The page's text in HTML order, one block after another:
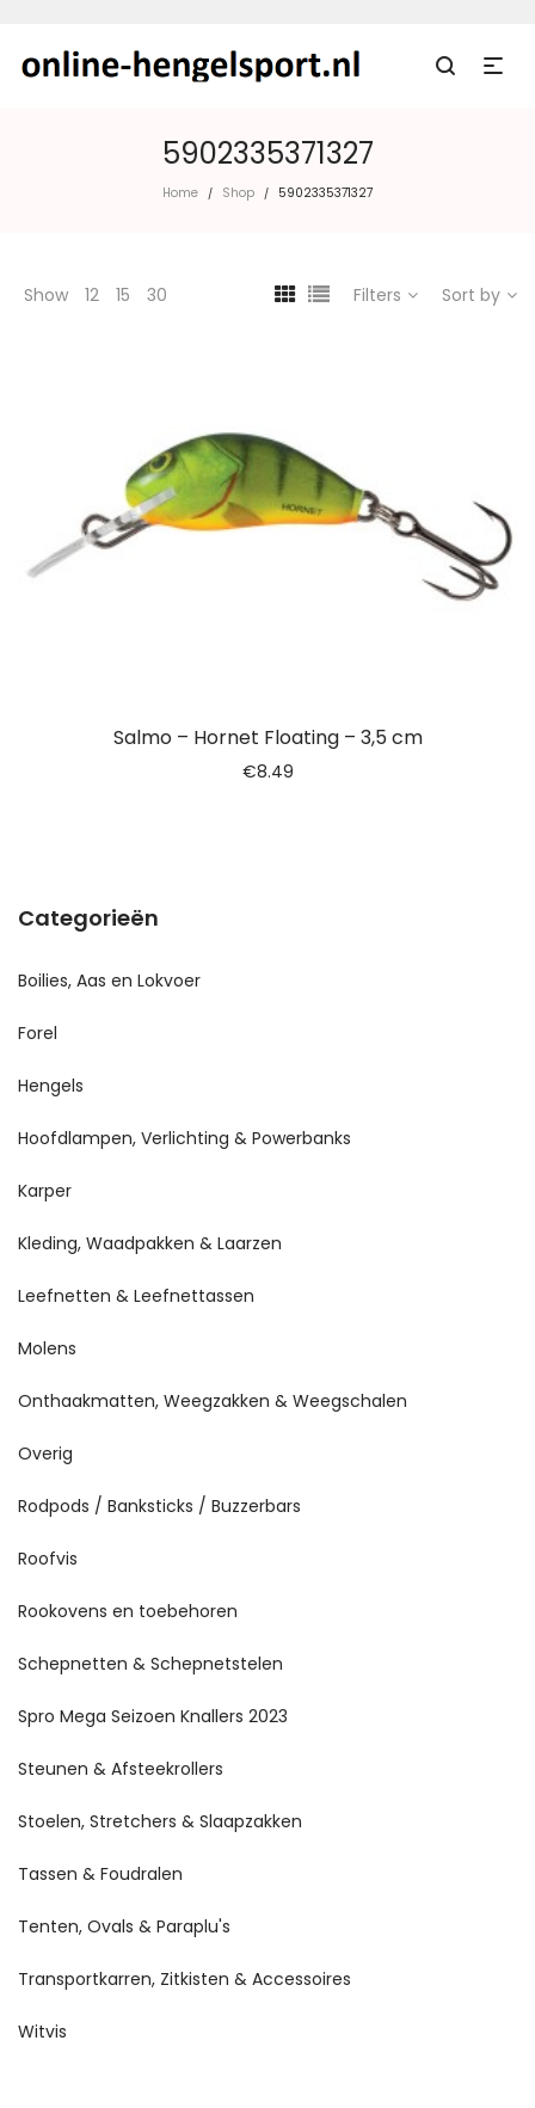
5902335371327
Home / Shop / 5902335371327
Show 12 15 30 Filters Sort by
Salmo – Hornet Floating – 3,5 cm
€8.49
Categorieën
Boilies, Aas en Lokvoer
Forel
Hengels
Hoofdlampen, Verlichting & Powerbanks
Karper
Kleding, Waadpakken & Laarzen
Leefnetten & Leefnettassen
Molens
Onthaakmatten, Weegzakken & Weegschalen
Overig
Rodpods / Banksticks / Buzzerbars
Roofvis
Rookovens en toebehoren
Schepnetten & Schepnetstelen
Spro Mega Seizoen Knallers 2023
Steunen & Afsteekrollers
Stoelen, Stretchers & Slaapzakken
Tassen & Foudralen
Tenten, Ovals & Paraplu's
Transportkarren, Zitkisten & Accessoires
Witvis